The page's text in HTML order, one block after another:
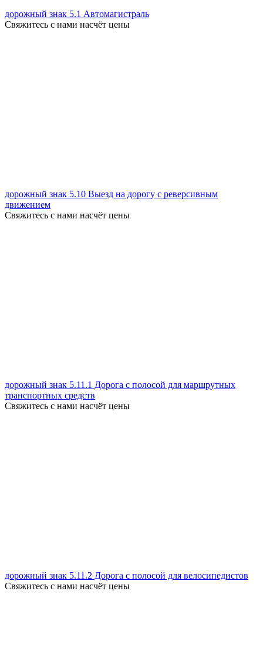
дорожный знак 5.1 Автомагистраль
Свяжитесь с нами насчёт цены
дорожный знак 5.10 Выезд на дорогу с реверсивным
движением
Свяжитесь с нами насчёт цены
дорожный знак 5.11.1 Дорога с полосой для маршрутных
транспортных средств
Свяжитесь с нами насчёт цены
дорожный знак 5.11.2 Дорога с полосой для велосипедистов
Свяжитесь с нами насчёт цены